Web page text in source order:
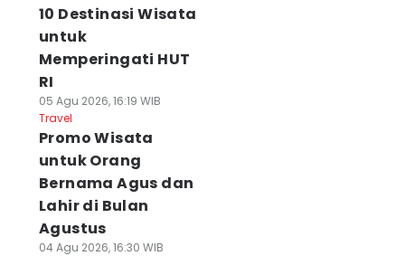
10 Destinasi Wisata
untuk
Memperingati HUT
RI
05 Agu 2026, 16:19 WIB
Travel
Promo Wisata
untuk Orang
Bernama Agus dan
Lahir di Bulan
Agustus
04 Agu 2026, 16:30 WIB